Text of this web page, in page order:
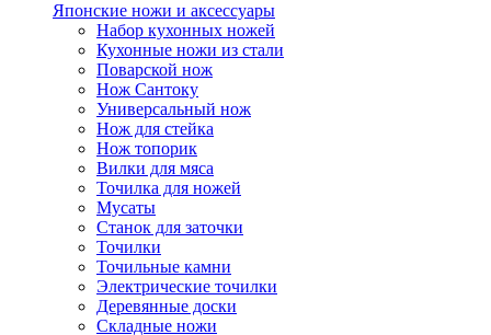
Японские ножи и аксессуары
Набор кухонных ножей
Кухонные ножи из стали
Поварской нож
Нож Сантоку
Универсальный нож
Нож для стейка
Нож топорик
Вилки для мяса
Точилка для ножей
Мусаты
Станок для заточки
Точилки
Точильные камни
Электрические точилки
Деревянные доски
Складные ножи